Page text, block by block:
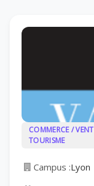
COMMERCE /
TOURISME
Campus :Lyon